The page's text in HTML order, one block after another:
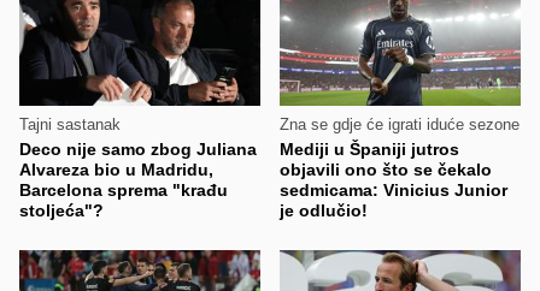
Tajni sastanak
Deco nije samo zbog Juliana
Alvareza bio u Madridu,
Barcelona sprema "krađu
stoljeća"?
Zna se gdje će igrati iduće sezone
Mediji u Španiji jutros
objavili ono što se čekalo
sedmicama: Vinicius Junior
je odlučio!